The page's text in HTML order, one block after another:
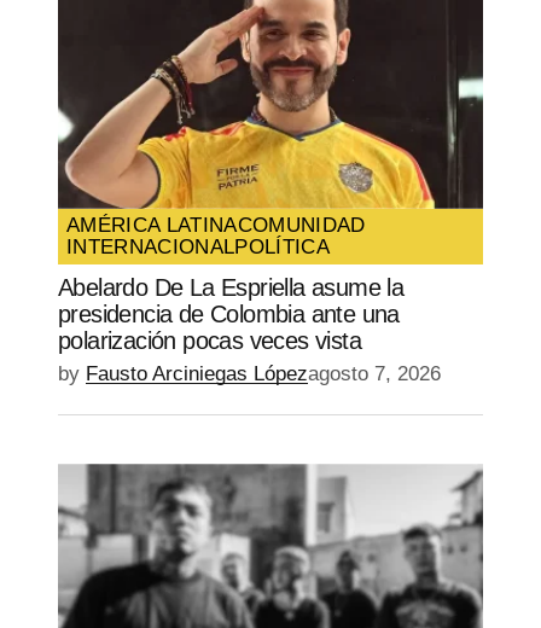
AMÉRICA LATINACOMUNIDAD
INTERNACIONALPOLÍTICA
Abelardo De La Espriella asume la
presidencia de Colombia ante una
polarización pocas veces vista
by Fausto Arciniegas Lópezagosto 7, 2026